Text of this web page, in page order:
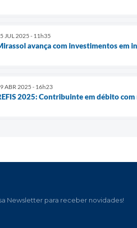
JUL 2025 - 11h35
avança com investimentos em
ABR 2025 - 16h23
2025: Contribuinte em débito
Newsletter para receber novidades!